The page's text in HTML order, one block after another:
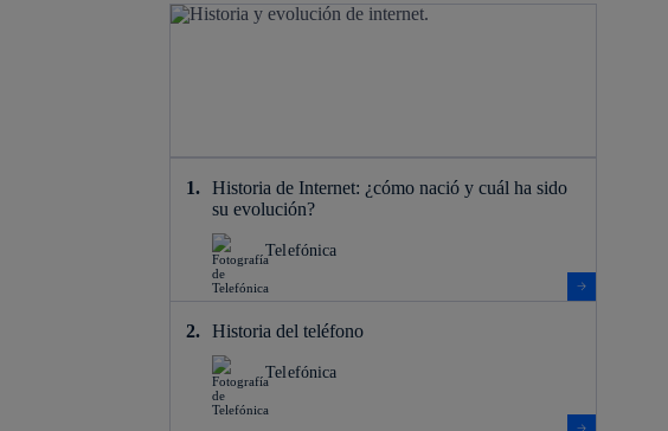
Historia de Internet: ¿cómo nació y cuál ha sido
su evolución?
Telefónica
Historia del teléfono
Telefónica